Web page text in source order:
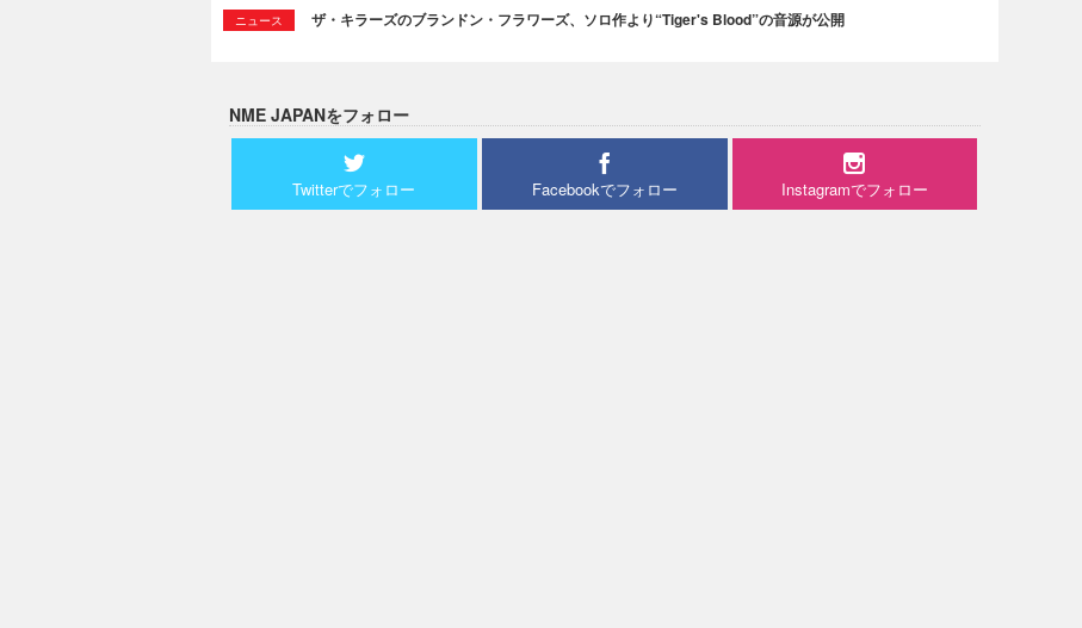
ニュース ザ・キラーズのブランドン・フラワーズ、ソロ作より“Tiger's Blood”の音源が公開
NME JAPANをフォロー
Twitterでフォロー Facebookでフォロー Instagramでフォロー